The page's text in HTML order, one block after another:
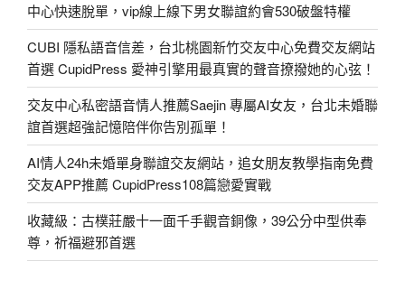
中心快速脫單，vip線上線下男女聯誼約會530破盤特權
CUBI 隱私語音信差，台北桃園新竹交友中心免費交友網站
首選 CupidPress 愛神引擎用最真實的聲音撩撥她的心弦！
交友中心私密語音情人推薦Saejin 專屬AI女友，台北未婚聯
誼首選超強記憶陪伴你告別孤單！
AI情人24h未婚單身聯誼交友網站，追女朋友教學指南免費
交友APP推薦 CupidPress108篇戀愛實戰
收藏級：古樸莊嚴十一面千手觀音銅像，39公分中型供奉
尊，祈福避邪首選